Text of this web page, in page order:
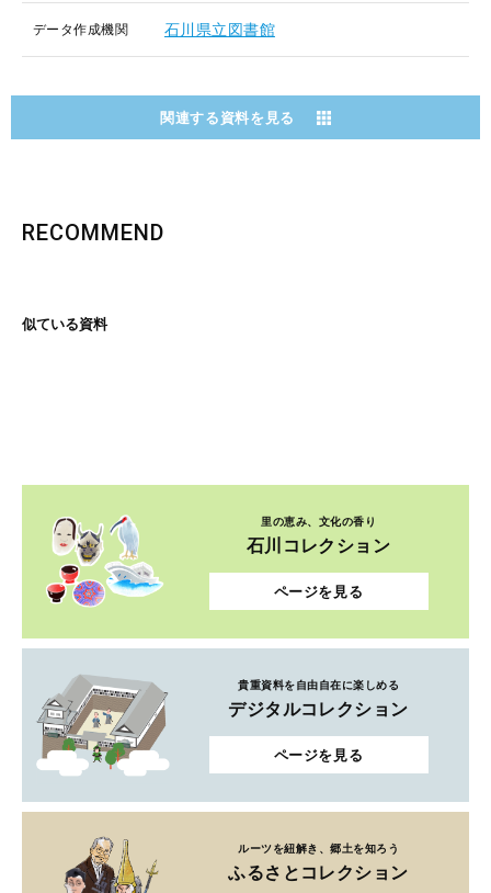
データ作成機関 石川県立図書館
関連する資料を見る
RECOMMEND
似ている資料
里の恵み、文化の香り
石川コレクション
ページを見る
貴重資料を自由自在に楽しめる
デジタルコレクション
ページを見る
ルーツを紐解き、郷土を知ろう
ふるさとコレクション